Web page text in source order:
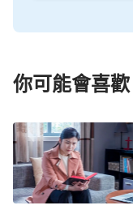
接涉及全宇的，
幾個人而展開審判
作，而且在他將
就立即將此工作擴
後福音擴展全宇
的作工都是作在有
你可能會喜歡